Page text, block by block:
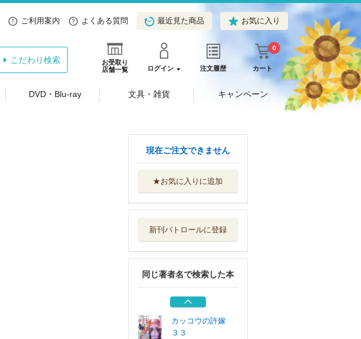
ご利用案内 よくある質問 最近見た商品 お気に入り
お受取り
店舗一覧
ログイン 注文履歴 カート
0
こだわり検索
DVD・Blu-ray 文具・雑貨 キャンペーン
現在ご注文できません
★お気に入りに追加
新刊パトロールに登録
同じ著者名で検索した本
カッコウの許嫁
３２
カッコウの許嫁
講談社
カッコウの許嫁
３１
講談社
カッコウの許嫁
３３